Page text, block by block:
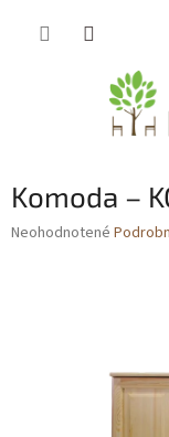
Komoda –
Priemerné
Neohodnotené